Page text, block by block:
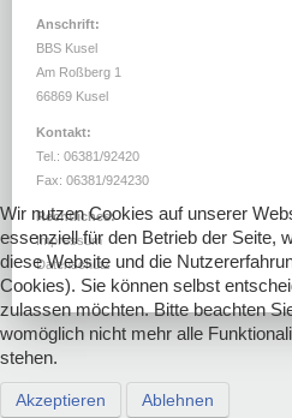
Anschrift:
BBS Kusel
Am Roßberg 1
66869 Kusel
Kontakt:
Tel.: 06381/92420
Fax: 06381/924230
Rechtliches:
Impressum
Datenschutz
Wir nutzen Cookies auf unserer
essenziell für den Betrieb der Seite,
diese Website und die
Cookies). Sie können selbst
zulassen möchten. Bitte beachten
womöglich nicht mehr alle
stehen.
Akzeptieren Ablehnen